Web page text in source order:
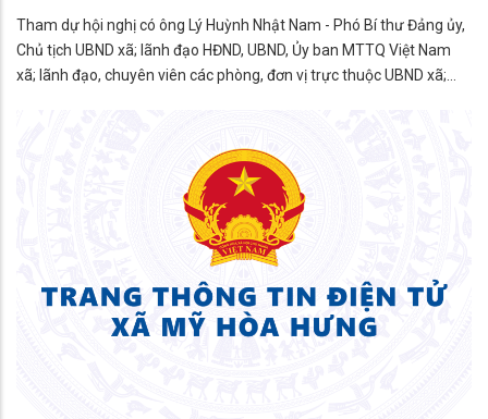
Tham dự hội nghị có ông Lý Huỳnh Nhật Nam - Phó Bí thư Đảng ủy,
Chủ tịch UBND xã; lãnh đạo HĐND, UBND, Ủy ban MTTQ Việt Nam
xã; lãnh đạo, chuyên viên các phòng, đơn vị trực thuộc UBND xã;